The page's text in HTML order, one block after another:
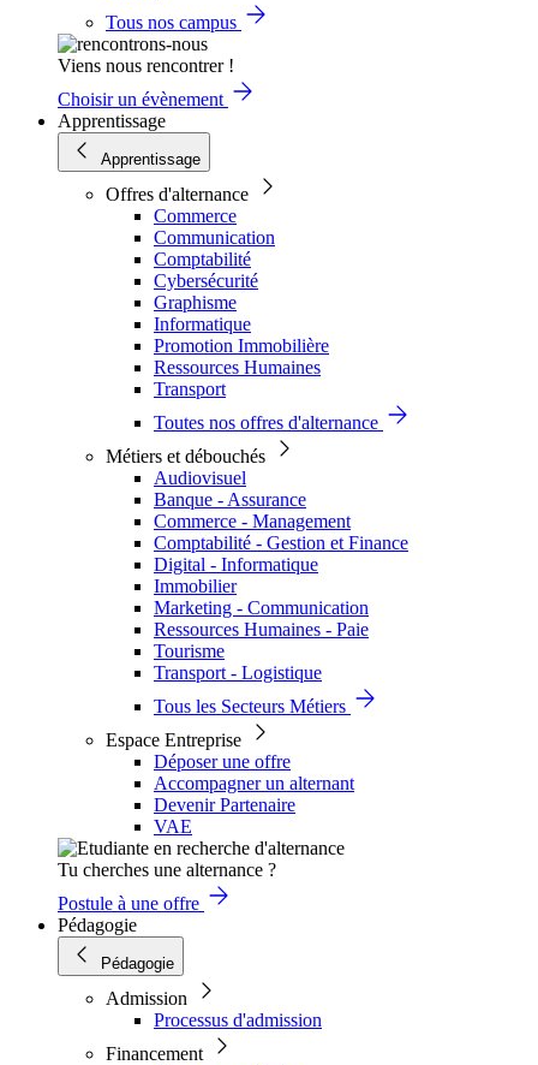
Tous nos campus
Viens nous rencontrer !
Choisir un évènement
Apprentissage
Apprentissage
Offres d'alternance
Commerce
Communication
Comptabilité
Cybersécurité
Graphisme
Informatique
Promotion Immobilière
Ressources Humaines
Transport
Toutes nos offres d'alternance
Métiers et débouchés
Audiovisuel
Banque - Assurance
Commerce - Management
Comptabilité - Gestion et Finance
Digital - Informatique
Immobilier
Marketing - Communication
Ressources Humaines - Paie
Tourisme
Transport - Logistique
Tous les Secteurs Métiers
Espace Entreprise
Déposer une offre
Accompagner un alternant
Devenir Partenaire
VAE
Tu cherches une alternance ?
Postule à une offre
Pédagogie
Pédagogie
Admission
Processus d'admission
Financement